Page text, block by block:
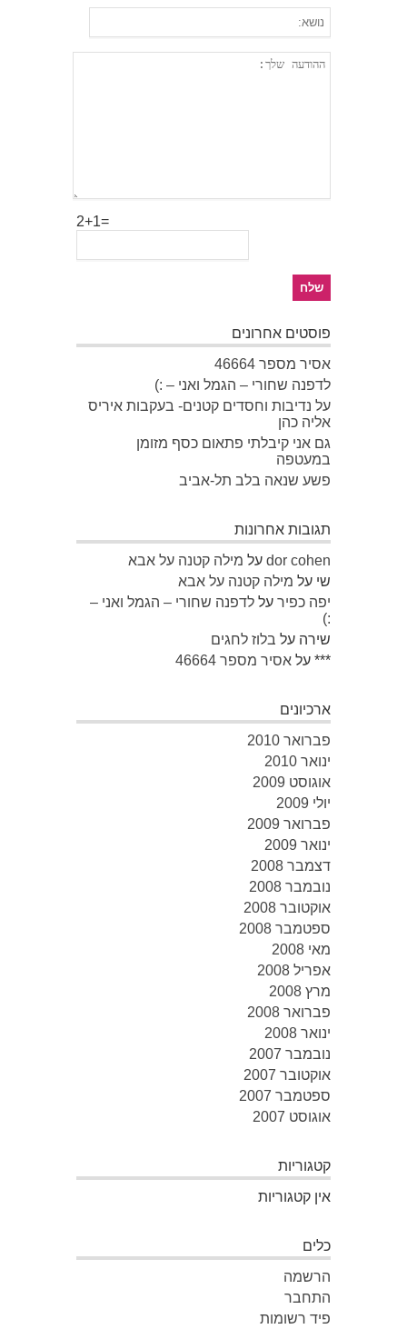
2+1=
פוסטים אחרונים
אסיר מספר 46664
לדפנה שחורי – הגמל ואני – :)
על נדיבות וחסדים קטנים- בעקבות איריס
אליה כהן
גם אני קיבלתי פתאום כסף מזומן
במעטפה
פשע שנאה בלב תל-אביב
תגובות אחרונות
dor cohen על מילה קטנה על אבא
שי על מילה קטנה על אבא
יפה כפיר על לדפנה שחורי – הגמל ואני –
:)
שירה על בלוז לחגים
*** על אסיר מספר 46664
ארכיונים
פברואר 2010
ינואר 2010
אוגוסט 2009
יולי 2009
פברואר 2009
ינואר 2009
דצמבר 2008
נובמבר 2008
אוקטובר 2008
ספטמבר 2008
מאי 2008
אפריל 2008
מרץ 2008
פברואר 2008
ינואר 2008
נובמבר 2007
אוקטובר 2007
ספטמבר 2007
אוגוסט 2007
קטגוריות
אין קטגוריות
כלים
הרשמה
התחבר
פיד רשומות